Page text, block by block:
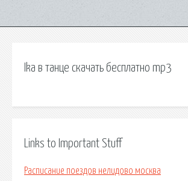
Ika в танце скачать бесплатно mp3
Links to Important Stuff
Расписание поездов нелидово москва